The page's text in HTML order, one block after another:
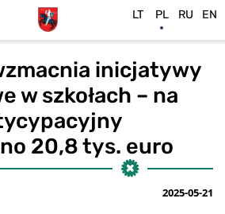
inicjatywy
w szkołach – na
20,8 tys. euro
2025-05-21
LT PL RU EN